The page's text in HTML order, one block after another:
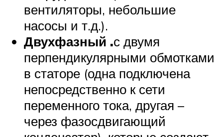
вентиляторы, небольшие
насосы и т.д.).
Двухфазный .с двумя
перпендикулярными обмотками
в статоре (одна подключена
непосредственно к сети
переменного тока, другая –
через фазосдвигающий